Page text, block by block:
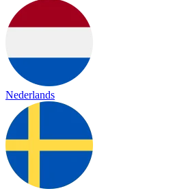
Nederlands